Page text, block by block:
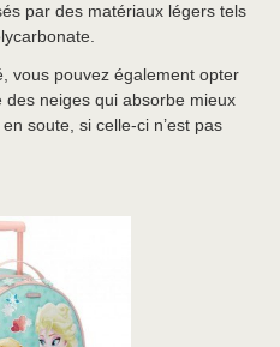
par des matériaux légers tels
vous pouvez également opter
neiges qui absorbe mieux
soute, si celle-ci n’est pas